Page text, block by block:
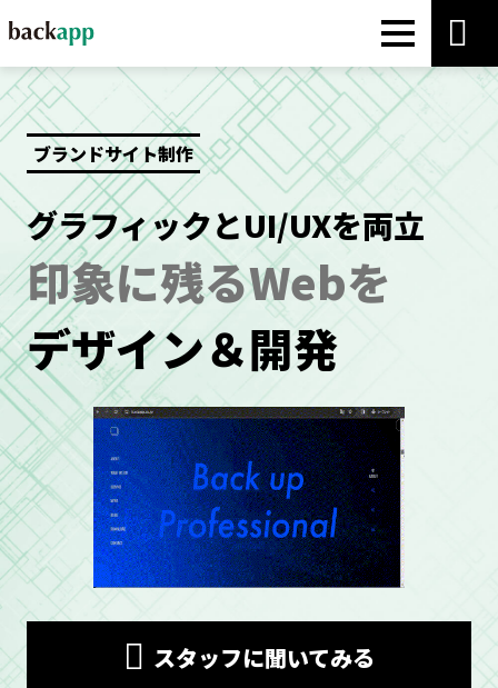
ブランドサイト制作
グラフィックとUI/UXを両立
印象に残るWebを
デザイン＆開発
スタッフに聞いてみる